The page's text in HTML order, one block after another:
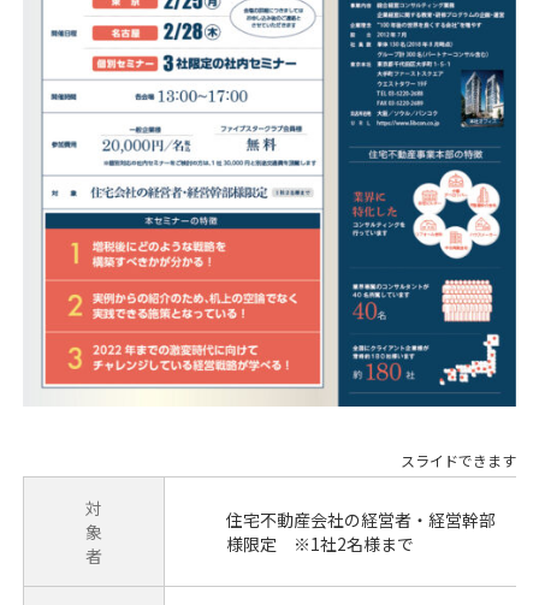
対
象
者
住宅不動産会社の経営者・経営幹部
様限定 ※1社2名様まで